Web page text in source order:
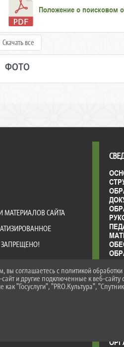
Положение о поисковом
Скачать все
ФОТО
МАТЕРИАЛОВ САЙТА
вы соглашаетесь с политикой
и другие подключенные к веб-сайту
как "Госуслуги", "PRO.Культура",